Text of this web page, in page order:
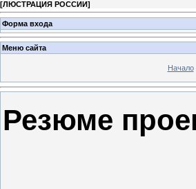
[ЛЮСТРАЦИЯ РОССИИ]
Форма входа
Меню сайта
Начало
Резюме